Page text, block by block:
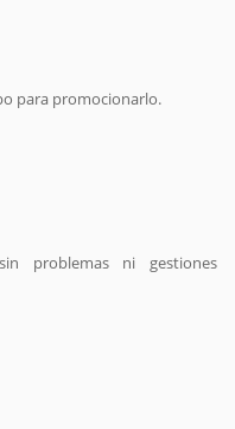
para promocionarlo.
problemas ni gestiones